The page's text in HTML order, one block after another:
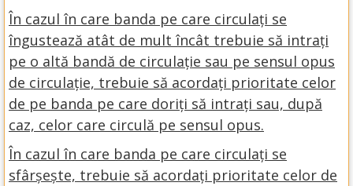
În cazul în care banda pe care circulați se
îngustează atât de mult încât trebuie să intrați
pe o altă bandă de circulație sau pe sensul opus
de circulație, trebuie să acordați prioritate celor
de pe banda pe care doriți să intrați sau, după
caz, celor care circulă pe sensul opus.
În cazul în care banda pe care circulați se
sfârșește, trebuie să acordați prioritate celor de